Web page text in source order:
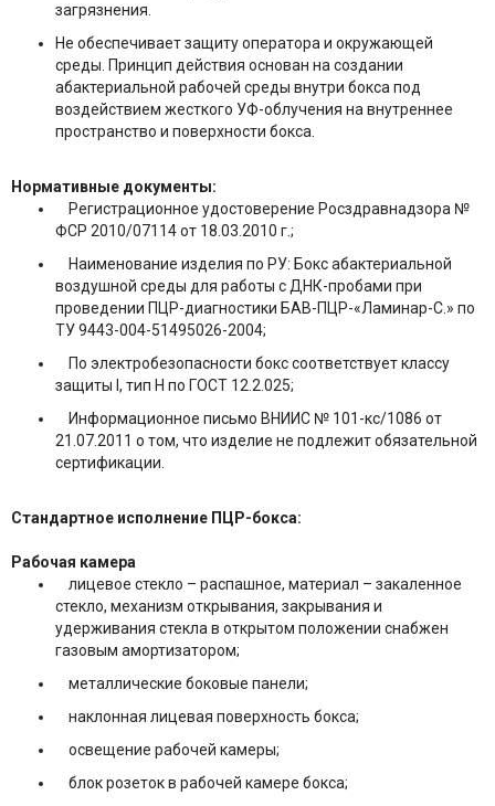
загрязнения.
Не обеспечивает защиту оператора и окружающей
среды. Принцип действия основан на создании
абактериальной рабочей среды внутри бокса под
воздействием жесткого УФ-облучения на внутреннее
пространство и поверхности бокса.
Нормативные документы:
Регистрационное удостоверение Росздравнадзора №
ФСР 2010/07114 от 18.03.2010 г.;
Наименование изделия по РУ: Бокс абактериальной
воздушной среды для работы с ДНК-пробами при
проведении ПЦР-диагностики БАВ-ПЦР-«Ламинар-С.» по
ТУ 9443-004-51495026-2004;
По электробезопасности бокс соответствует классу
защиты I, тип Н по ГОСТ 12.2.025;
Информационное письмо ВНИИС № 101-кс/1086 от
21.07.2011 о том, что изделие не подлежит обязательной
сертификации.
Стандартное исполнение ПЦР-бокса:
Рабочая камера
лицевое стекло – распашное, материал – закаленное
стекло, механизм открывания, закрывания и
удерживания стекла в открытом положении снабжен
газовым амортизатором;
металлические боковые панели;
наклонная лицевая поверхность бокса;
освещение рабочей камеры;
блок розеток в рабочей камере бокса;